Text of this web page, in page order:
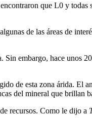
que L0 y todas
de las áreas de
embargo, hace unos
de esta zona árida. El
del mineral que brillan
recursos. Como le dijo a